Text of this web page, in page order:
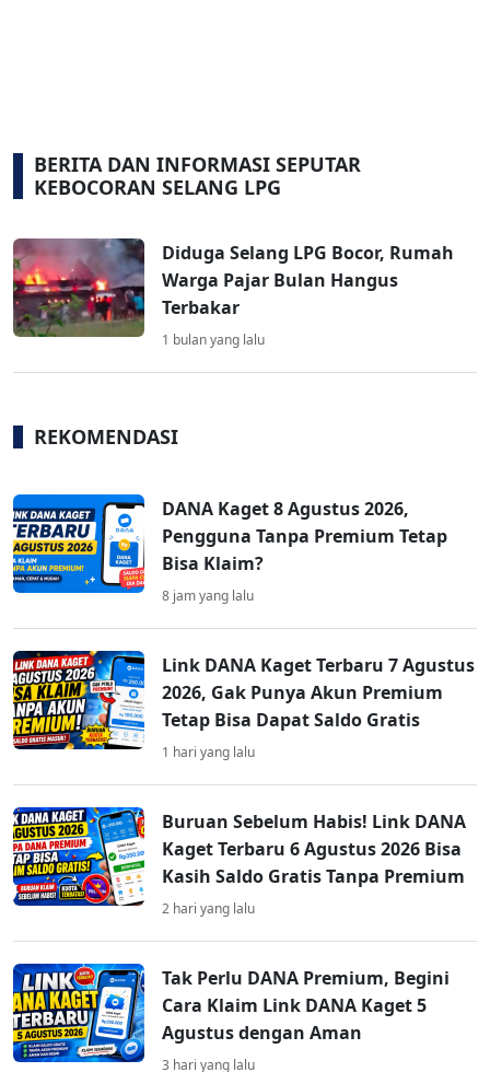
BERITA DAN INFORMASI SEPUTAR
KEBOCORAN SELANG LPG
Diduga Selang LPG Bocor, Rumah
Warga Pajar Bulan Hangus
Terbakar
1 bulan yang lalu
REKOMENDASI
DANA Kaget 8 Agustus 2026,
Pengguna Tanpa Premium Tetap
Bisa Klaim?
8 jam yang lalu
Link DANA Kaget Terbaru 7 Agustus
2026, Gak Punya Akun Premium
Tetap Bisa Dapat Saldo Gratis
1 hari yang lalu
Buruan Sebelum Habis! Link DANA
Kaget Terbaru 6 Agustus 2026 Bisa
Kasih Saldo Gratis Tanpa Premium
2 hari yang lalu
Tak Perlu DANA Premium, Begini
Cara Klaim Link DANA Kaget 5
Agustus dengan Aman
3 hari yang lalu